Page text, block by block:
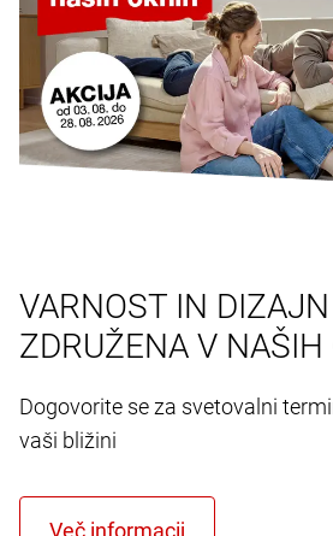
VARNOST IN
ZDRUŽENA V NAŠIH
Dogovorite se za svetovalni
vaši bližini